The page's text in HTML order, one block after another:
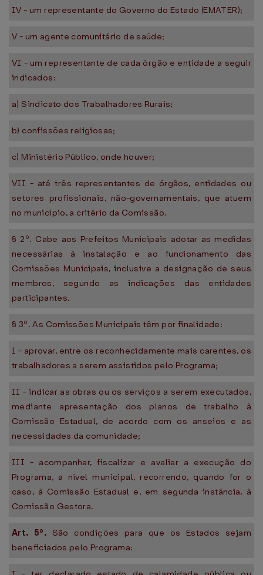
IV - um representante do Governo do Estado (EMATER);
V - um agente comunitário de saúde;
VI - um representante de cada órgão e entidade a seguir
indicados:
a) Sindicato dos Trabalhadores Rurais;
b) confissões religiosas;
c) Ministério Público, onde houver;
VII - até três representantes de órgãos, entidades ou
setores profissionais, não-governamentais, que atuem
no município, a critério da Comissão.
§ 2º. Cabe aos Prefeitos Municipais adotar as medidas
necessárias à instalação e ao funcionamento das
Comissões Municipais, inclusive a designação de seus
membros, segundo as indicações das entidades
participantes.
§ 3º. As Comissões Municipais têm por finalidade:
I - aprovar, entre os reconhecidamente mais carentes, os
trabalhadores a serem assistidos pelo Programa;
II - indicar as obras ou os serviços a serem executados,
mediante apresentação dos planos de trabalho à
Comissão Estadual, de acordo com os anseios e as
necessidades da comunidade;
III - acompanhar, fiscalizar e avaliar a execução do
Programa, a nível municipal, recorrendo, quando for o
caso, à Comissão Estadual e, em segunda instância, à
Comissão Gestora.
Art. 5º. São condições para que os Estados sejam
beneficiados pelo Programa: